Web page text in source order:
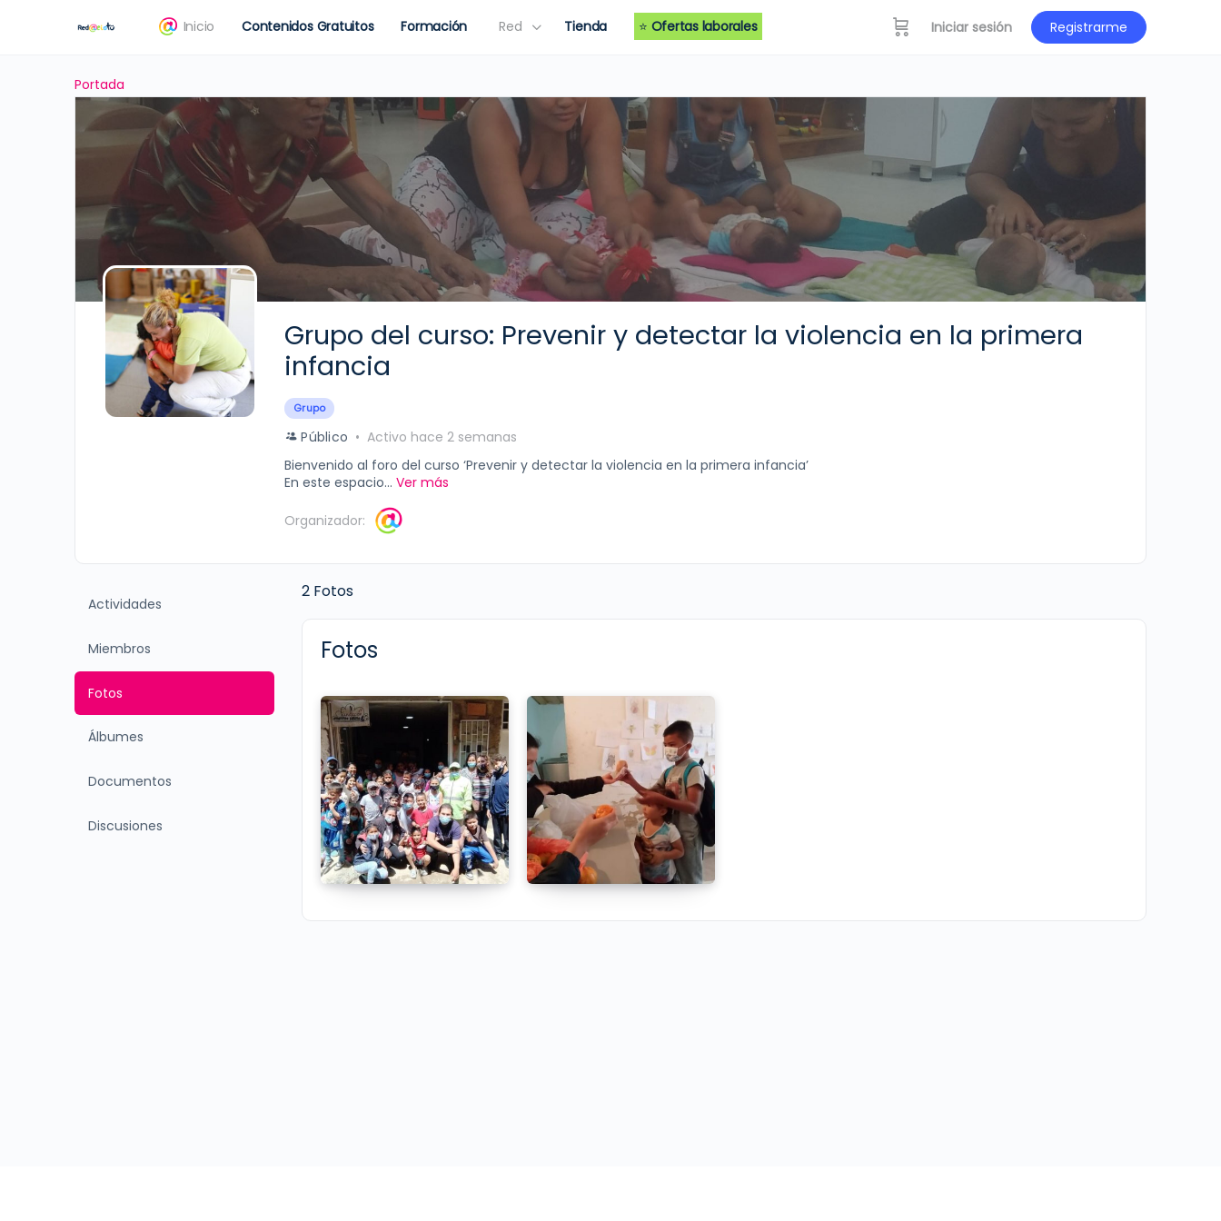
Inicio Contenidos Gratuitos Formación Red Tienda ⭐ Ofertas laborales Iniciar sesión Registrarme
Portada
Grupo del curso: Prevenir y detectar la violencia en la primera
infancia
Grupo
Público
Activo hace 2 semanas
Bienvenido al foro del curso ‘Prevenir y detectar la violencia en la primera infancia’
En este espacio... Ver más
Organizador:
Actividades
Miembros
Fotos
Álbumes
Documentos
Discusiones
2 Fotos
Fotos